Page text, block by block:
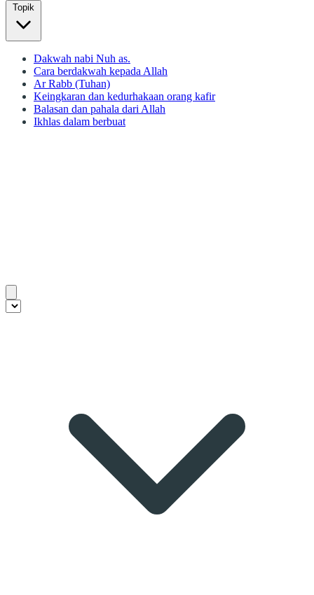
Topik
Dakwah nabi Nuh as.
Cara berdakwah kepada Allah
Ar Rabb (Tuhan)
Keingkaran dan kedurhakaan orang kafir
Balasan dan pahala dari Allah
Ikhlas dalam berbuat